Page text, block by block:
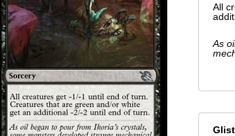
All
As